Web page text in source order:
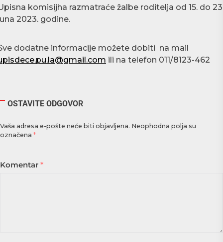
komisijha razmatraće žalbe roditelja od 15. do
2023. godine.
dodatne informacije možete dobiti na mail
ili na telefon 011/8123-462
OSTAVITE ODGOVOR
Vaša adresa e-pošte neće biti objavljena. Neophodna polja su
označena *
Komentar *